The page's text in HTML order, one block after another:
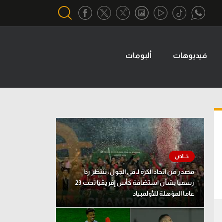
تحقيق في الجول
تقرير في الجول
تحليل في الجول
حكايات في الجول
كويز في الجول
فيديو في الجول
فيديوهات ألبومات
مصدر من اتحاد الكرة لـ في الجول: ننتظر ردا
رسميا بشأن استضافة كأس إفريقيا تحت 23
عاما المؤهلة للأولمبياد